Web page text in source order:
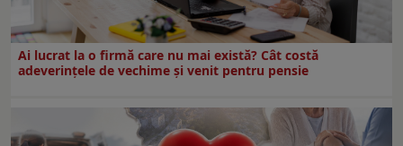
Ai lucrat la o firmă care nu mai există? Cât costă
adeverințele de vechime și venit pentru pensie